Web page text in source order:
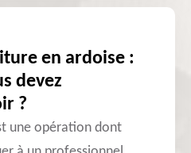
en ardoise :
devez
?
une opération dont